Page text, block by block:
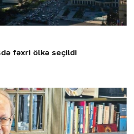
fəxri ölkə seçildi